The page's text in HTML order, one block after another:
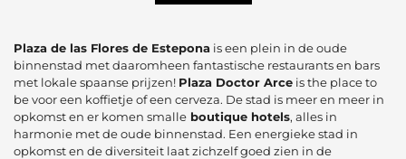
Plaza de las Flores de Estepona is een plein in de oude
binnenstad met daaromheen fantastische restaurants en bars
met lokale spaanse prijzen! Plaza Doctor Arce is the place to
be voor een koffietje of een cerveza. De stad is meer en meer in
opkomst en er komen smalle boutique hotels, alles in
harmonie met de oude binnenstad. Een energieke stad in
opkomst en de diversiteit laat zichzelf goed zien in de